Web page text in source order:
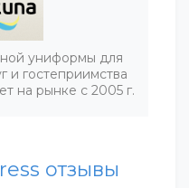
униформы для
и гостеприимства
на рынке с 2005 г.
отзывы